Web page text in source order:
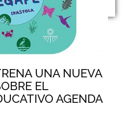
UNA NUEVA
EL
AGENDA